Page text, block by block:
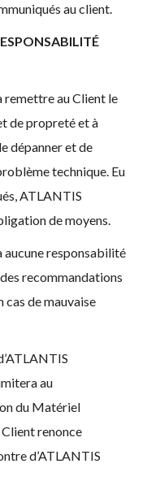
au client.
remettre au Client le
de propreté et à
dépanner et de
technique. Eu
ATLANTIS
de moyens.
aucune responsabilité
recommandations
cas de mauvaise
au
du Matériel
renonce
d’ATLANTIS